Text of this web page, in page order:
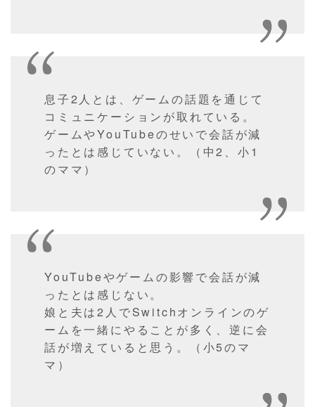
息子2人とは、ゲームの話題を通じて
コミュニケーションが取れている。
ゲームやYouTubeのせいで会話が減
ったとは感じていない。（中2、小1
のママ）
YouTubeやゲームの影響で会話が減
ったとは感じない。
娘と夫は2人でSwitchオンラインのゲ
ームを一緒にやることが多く、逆に会
話が増えていると思う。（小5のマ
マ）